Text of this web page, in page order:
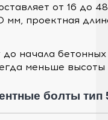
от 16 до
мм, проектная
начала
меньше
болты тип